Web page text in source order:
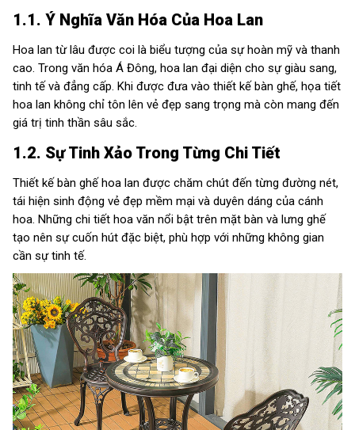
1.1. Ý Nghĩa Văn Hóa Của Hoa Lan
Hoa lan từ lâu được coi là biểu tượng của sự hoàn mỹ và thanh
cao. Trong văn hóa Á Đông, hoa lan đại diện cho sự giàu sang,
tinh tế và đẳng cấp. Khi được đưa vào thiết kế bàn ghế, họa tiết
hoa lan không chỉ tôn lên vẻ đẹp sang trọng mà còn mang đến
giá trị tinh thần sâu sắc.
1.2. Sự Tinh Xảo Trong Từng Chi Tiết
Thiết kế bàn ghế hoa lan được chăm chút đến từng đường nét,
tái hiện sinh động vẻ đẹp mềm mại và duyên dáng của cánh
hoa. Những chi tiết hoa văn nổi bật trên mặt bàn và lưng ghế
tạo nên sự cuốn hút đặc biệt, phù hợp với những không gian
cần sự tinh tế.